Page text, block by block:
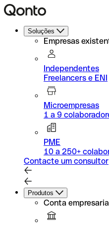
Soluções
Empresas
Independentes
Freelancers e ENI
Microempresas
1 a 9
PME
10 a 250+
Contacte um consultor
Produtos
Conta